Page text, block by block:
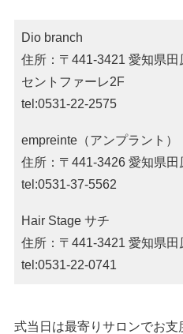
Dio branch
住所：〒441-3421 愛知県田
セントファーレ2F
tel:0531-22-2575
empreinte（アンプラント）
住所：〒441-3426 愛知県
tel:0531-37-5562
Hair Stage サチ
住所：〒441-3421 愛知県
tel:0531-22-0741
式当日は最寄りサロンでお